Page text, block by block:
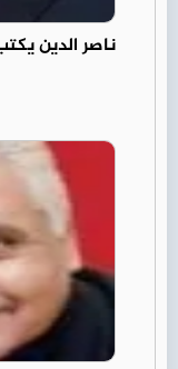
ناصر الدين